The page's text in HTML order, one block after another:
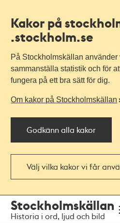
Kakor på
.stockholm.se
På Stockholmskällan använder
sammanställa statistik och för
fungera på ett bra sätt för dig.
Om kakor på Stockholmskällan
Godkänn alla kakor
Välj vilka kakor vi får
navigationen
huvudinnehållet
Stockholmskällan
Historia i ord, ljud och bild